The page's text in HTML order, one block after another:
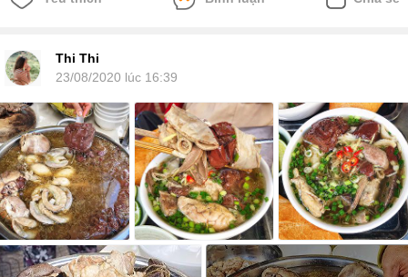
Thi Thi
23/08/2020 lúc 16:39